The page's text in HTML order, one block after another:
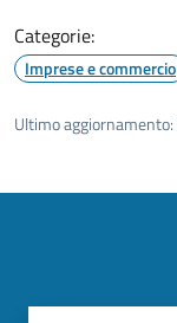
Categorie:
Imprese e commercio
Ultimo aggiornamento: